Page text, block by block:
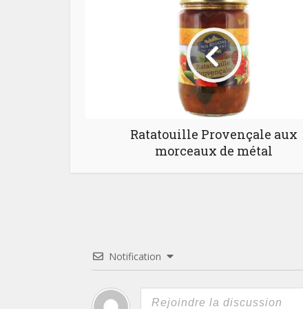
Ratatouille Provençale aux
morceaux de métal
Notification